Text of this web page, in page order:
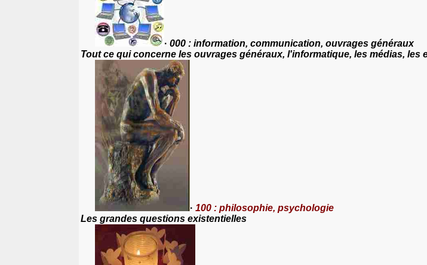
· 000 : information, communication, ouvrages généraux
Tout ce qui concerne les ouvrages généraux, l'informatique, les médias, les
· 100 : philosophie, psychologie
Les grandes questions existentielles